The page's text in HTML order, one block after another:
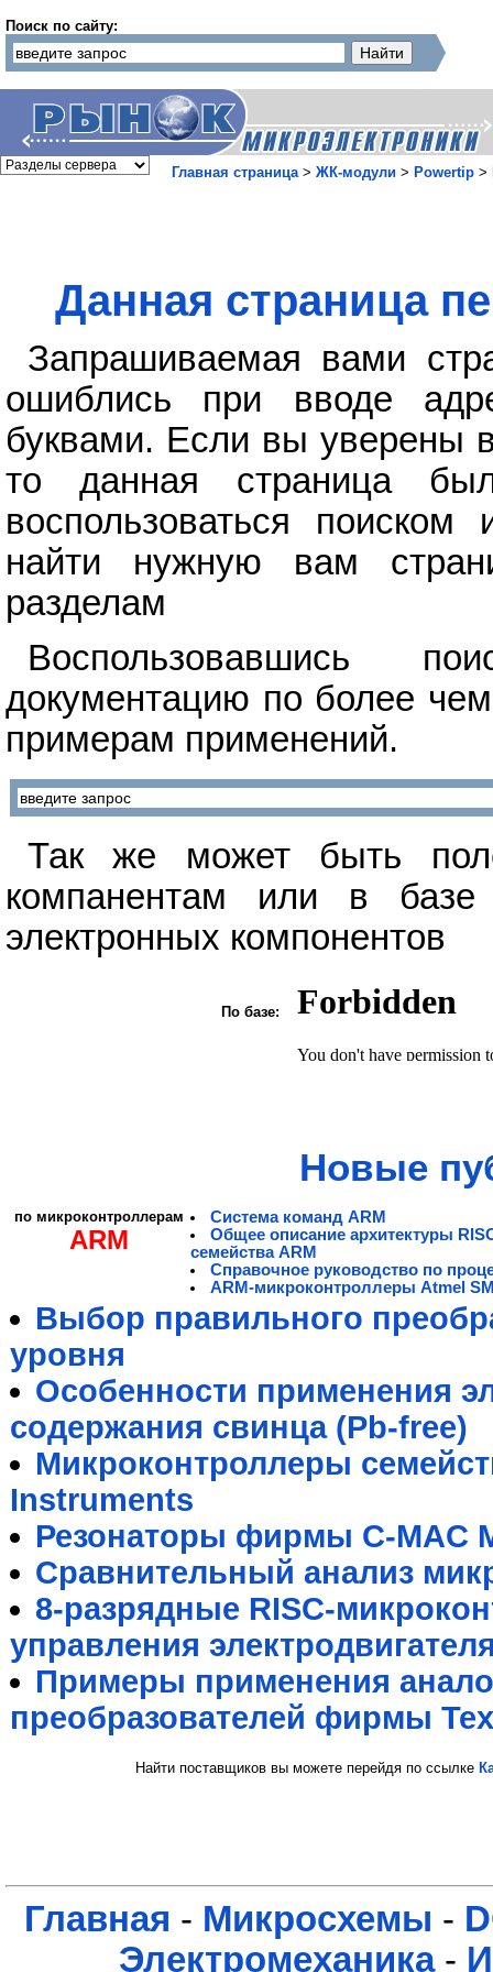
Поиск по сайту:
Главная страница> ЖК-модули > Powertip >
Данная страница
Запрашиваемая вами
ошиблись при вводе
буквами. Если вы уверены
то данная страница
воспользоваться поиском
найти нужную вам
разделам
Воспользовавшись
документацию по более
примерам применений.
Так же может быть
компанентам или в базе
электронных компонентов
По базе:
Новые
по микроконтроллерам
ARM
Система команд ARM
Общее описание архитектуры
семейства ARM
Справочное руководство по
ARM-микроконтроллеры Atmel
Выбор правильного
уровня
Особенности применения
содержания свинца (Pb-free)
Микроконтроллеры
Instruments
Резонаторы фирмы C-MAC
Сравнительный анализ
8-разрядные RISC-
управления
Примеры применения
преобразователей фирмы
Найти поставщиков вы можете перейдя по ссылке
Главная - Микросхемы -
Электромеханика-